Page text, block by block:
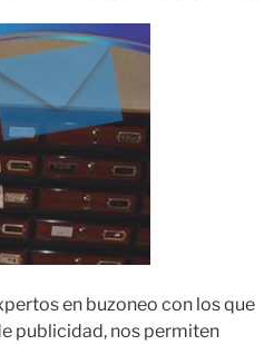
en buzoneo con los que
publicidad, nos permiten